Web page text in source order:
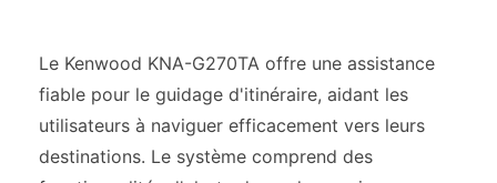
Le Kenwood KNA-G270TA offre une assistance
fiable pour le guidage d'itinéraire, aidant les
utilisateurs à naviguer efficacement vers leurs
destinations. Le système comprend des